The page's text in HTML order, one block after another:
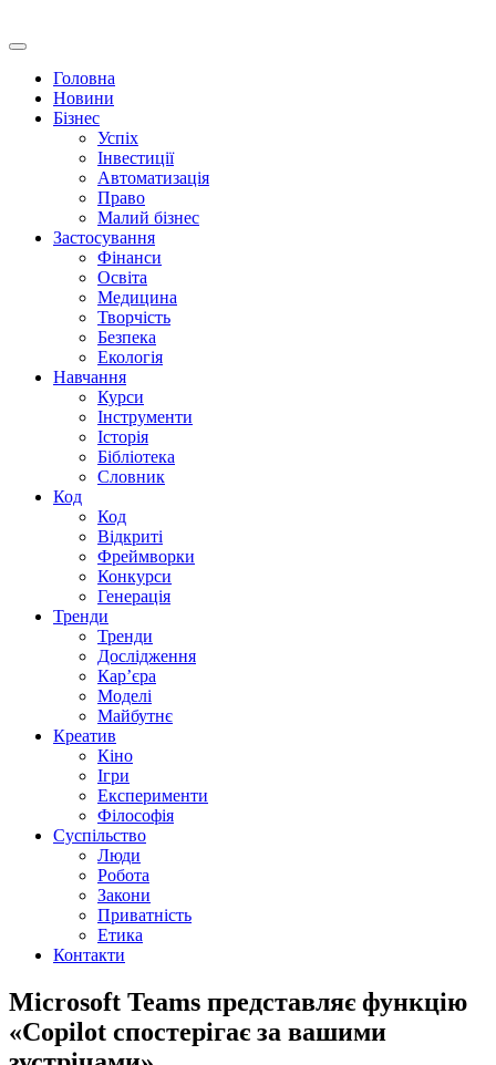
Головна
Новини
Бізнес
Успіх
Інвестиції
Автоматизація
Право
Малий бізнес
Застосування
Фінанси
Освіта
Медицина
Творчість
Безпека
Екологія
Навчання
Курси
Інструменти
Історія
Бібліотека
Словник
Код
Код
Відкриті
Фреймворки
Конкурси
Генерація
Тренди
Тренди
Дослідження
Кар’єра
Моделі
Майбутнє
Креатив
Кіно
Ігри
Експерименти
Філософія
Суспільство
Люди
Робота
Закони
Приватність
Етика
Контакти
Microsoft Teams представляє функцію
«Copilot спостерігає за вашими